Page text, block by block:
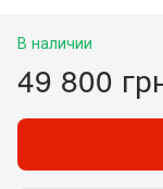
В наличии
49 800